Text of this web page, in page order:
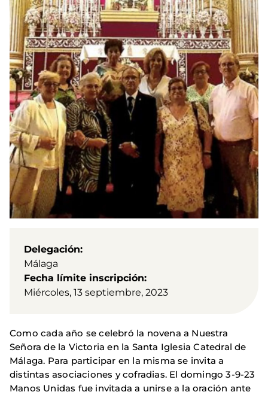
Delegación
Málaga
Fecha límite inscripción
Miércoles, 13 septiembre, 2023
Como cada año se celebró la novena a Nuestra
Señora de la Victoria en la Santa Iglesia Catedral de
Málaga. Para participar en la misma se invita a
distintas asociaciones y cofradias. El domingo 3-9-23
Manos Unidas fue invitada a unirse a la oración ante